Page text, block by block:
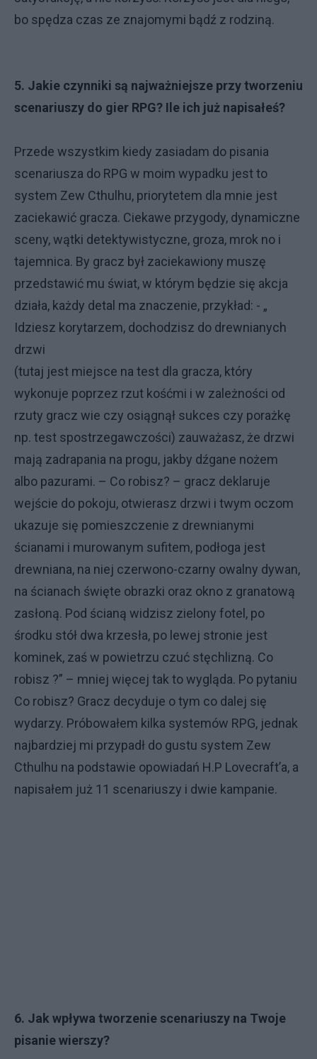
bo spędza czas ze znajomymi bądź z rodziną.
5. Jakie czynniki są najważniejsze przy tworzeniu
scenariuszy do gier RPG? Ile ich już napisałeś?
Przede wszystkim kiedy zasiadam do pisania
scenariusza do RPG w moim wypadku jest to
system Zew Cthulhu, priorytetem dla mnie jest
zaciekawić gracza. Ciekawe przygody, dynamiczne
sceny, wątki detektywistyczne, groza, mrok no i
tajemnica. By gracz był zaciekawiony muszę
przedstawić mu świat, w którym będzie się akcja
działa, każdy detal ma znaczenie, przykład: - „
Idziesz korytarzem, dochodzisz do drewnianych
drzwi
(tutaj jest miejsce na test dla gracza, który
wykonuje poprzez rzut kośćmi i w zależności od
rzuty gracz wie czy osiągnął sukces czy porażkę
np. test spostrzegawczości) zauważasz, że drzwi
mają zadrapania na progu, jakby dźgane nożem
albo pazurami. – Co robisz? – gracz deklaruje
wejście do pokoju, otwierasz drzwi i twym oczom
ukazuje się pomieszczenie z drewnianymi
ścianami i murowanym sufitem, podłoga jest
drewniana, na niej czerwono-czarny owalny dywan,
na ścianach święte obrazki oraz okno z granatową
zasłoną. Pod ścianą widzisz zielony fotel, po
środku stół dwa krzesła, po lewej stronie jest
kominek, zaś w powietrzu czuć stęchlizną. Co
robisz ?” – mniej więcej tak to wygląda. Po pytaniu
Co robisz? Gracz decyduje o tym co dalej się
wydarzy. Próbowałem kilka systemów RPG, jednak
najbardziej mi przypadł do gustu system Zew
Cthulhu na podstawie opowiadań H.P Lovecraft’a, a
napisałem już 11 scenariuszy i dwie kampanie.
6. Jak wpływa tworzenie scenariuszy na Twoje
pisanie wierszy?